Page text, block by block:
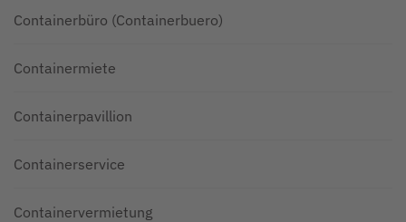
Containerbüro (Containerbuero)
Containermiete
Containerpavillion
Containerservice
Containervermietung